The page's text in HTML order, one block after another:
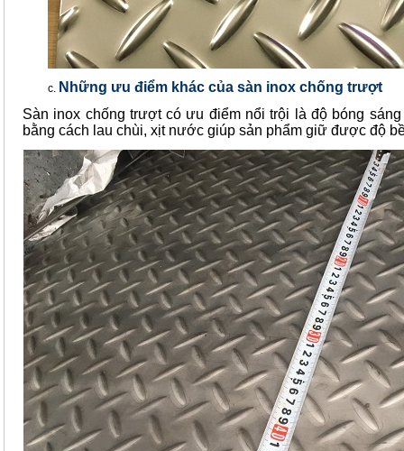
Những ưu điểm khác của sàn inox chống trượt
Sàn inox chống trượt có ưu điểm nổi trội là độ bóng
bằng cách lau chùi, xịt nước giúp sản phẩm giữ được độ